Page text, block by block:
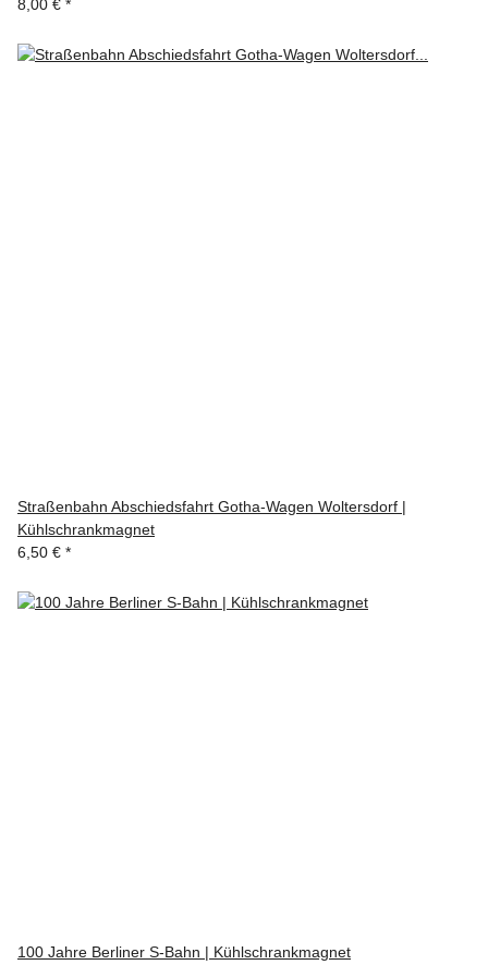
8,00 € *
Straßenbahn Abschiedsfahrt Gotha-Wagen Woltersdorf |
Kühlschrankmagnet
6,50 € *
100 Jahre Berliner S-Bahn | Kühlschrankmagnet